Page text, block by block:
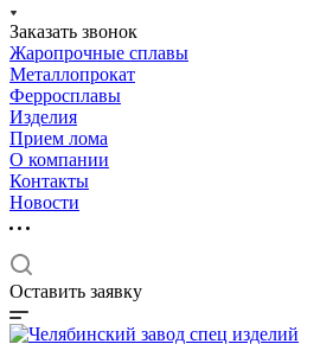
Заказать звонок
Жаропрочные сплавы
Металлопрокат
Ферросплавы
Изделия
Прием лома
О компании
Контакты
Новости
Оставить заявку